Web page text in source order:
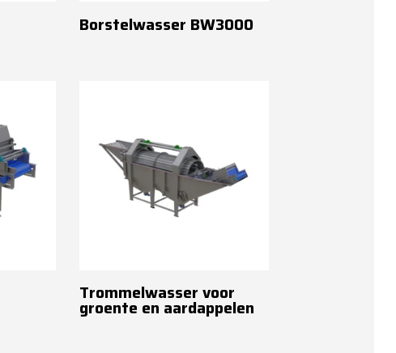
Borstelwasser BW3000
Trommelwasser voor
groente en aardappelen